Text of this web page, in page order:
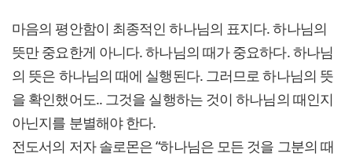
마음의 평안함이 최종적인 하나님의 표지다. 하나님의
뜻만 중요한게 아니다. 하나님의 때가 중요하다. 하나님
의 뜻은 하나님의 때에 실행된다. 그러므로 하나님의 뜻
을 확인했어도.. 그것을 실행하는 것이 하나님의 때인지
아닌지를 분별해야 한다.
전도서의 저자 솔로몬은 “하나님은 모든 것을 그분의 때